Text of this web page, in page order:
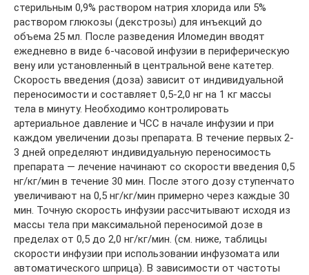
стерильным 0,9% раствором натрия хлорида или 5%
раствором глюкозы (декстрозы) для инъекций до
объема 25 мл. После разведения Иломедин вводят
ежедневно в виде 6-часовой инфузии в периферическую
вену или установленный в центральной вене катетер.
Скорость введения (доза) зависит от индивидуальной
переносимости и составляет 0,5-2,0 нг на 1 кг массы
тела в минуту. Необходимо контролировать
артериальное давление и ЧСС в начале инфузии и при
каждом увеличении дозы препарата. В течение первых 2-
3 дней определяют индивидуальную переносимость
препарата — лечение начинают со скорости введения 0,5
нг/кг/мин в течение 30 мин. После этого дозу ступенчато
увеличивают на 0,5 нг/кг/мин примерно через каждые 30
мин. Точную скорость инфузии рассчитывают исходя из
массы тела при максимальной переносимой дозе в
пределах от 0,5 до 2,0 нг/кг/мин. (см. ниже, таблицы
скорости инфузии при использовании инфузомата или
автоматического шприца). В зависимости от частоты